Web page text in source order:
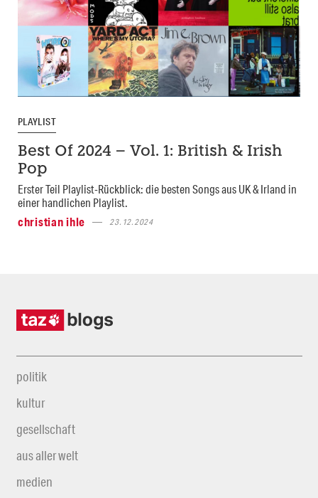
PLAYLIST
Best Of 2024 – Vol. 1: British & Irish
Pop
Erster Teil Playlist-Rückblick: die besten Songs aus UK & Irland in
einer handlichen Playlist.
christian ihle
23.12.2024
politik
kultur
gesellschaft
aus aller welt
medien